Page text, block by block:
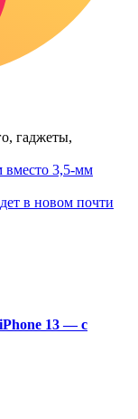
гаджеты,
вместо 3,5-мм
в новом почти
13 — с